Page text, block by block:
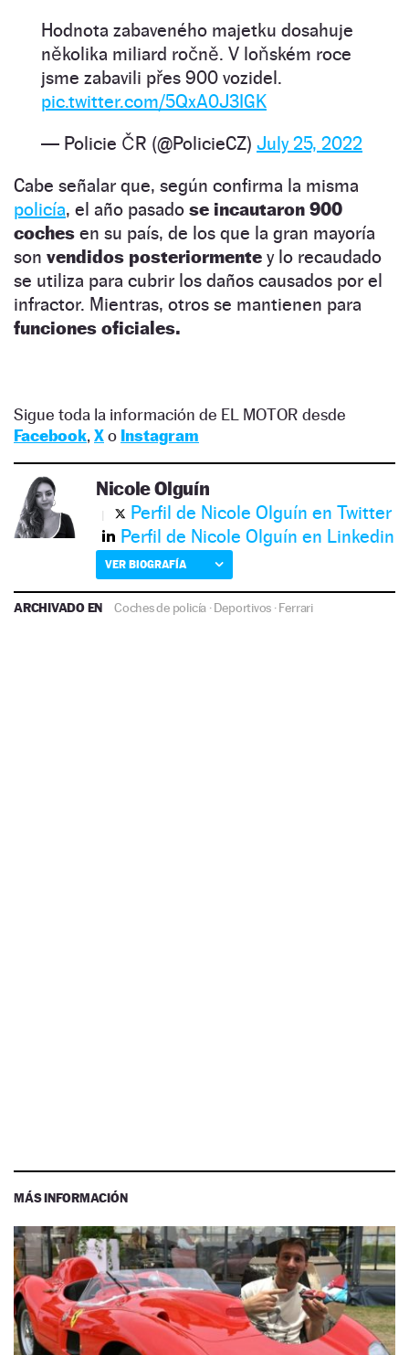
Hodnota zabaveného majetku dosahuje
několika miliard ročně. V loňském roce
jsme zabavili přes 900 vozidel.
pic.twitter.com/5QxA0J3IGK
— Policie ČR (@PolicieCZ) July 25, 2022
Cabe señalar que, según confirma la misma
policía, el año pasado se incautaron 900
coches en su país, de los que la gran mayoría
son vendidos posteriormente y lo recaudado
se utiliza para cubrir los daños causados ​​por el
infractor. Mientras, otros se mantienen para
funciones oficiales.
Sigue toda la información de EL MOTOR desde
Facebook, Xo Instagram
Nicole Olguín
Perfil de Nicole Olguín en Twitter
Perfil de Nicole Olguín en Linkedin
VER BIOGRAFÍA
ARCHIVADO EN Coches de policía ·Deportivos ·Ferrari
MÁS INFORMACIÓN